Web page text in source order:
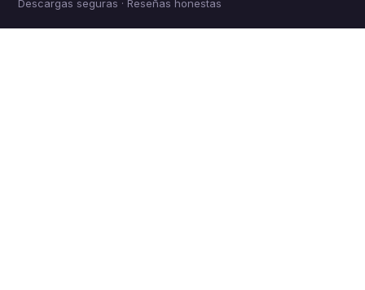
Descargas seguras · Reseñas honestas